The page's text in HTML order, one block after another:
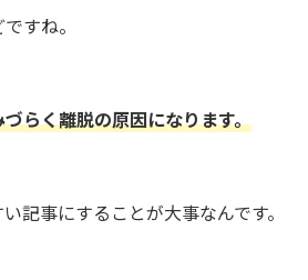
すね。
らく離脱の原因になります。
記事にすることが大事なんです。